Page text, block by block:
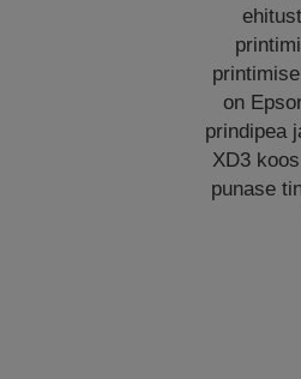
on
prindipea
XD3
punase